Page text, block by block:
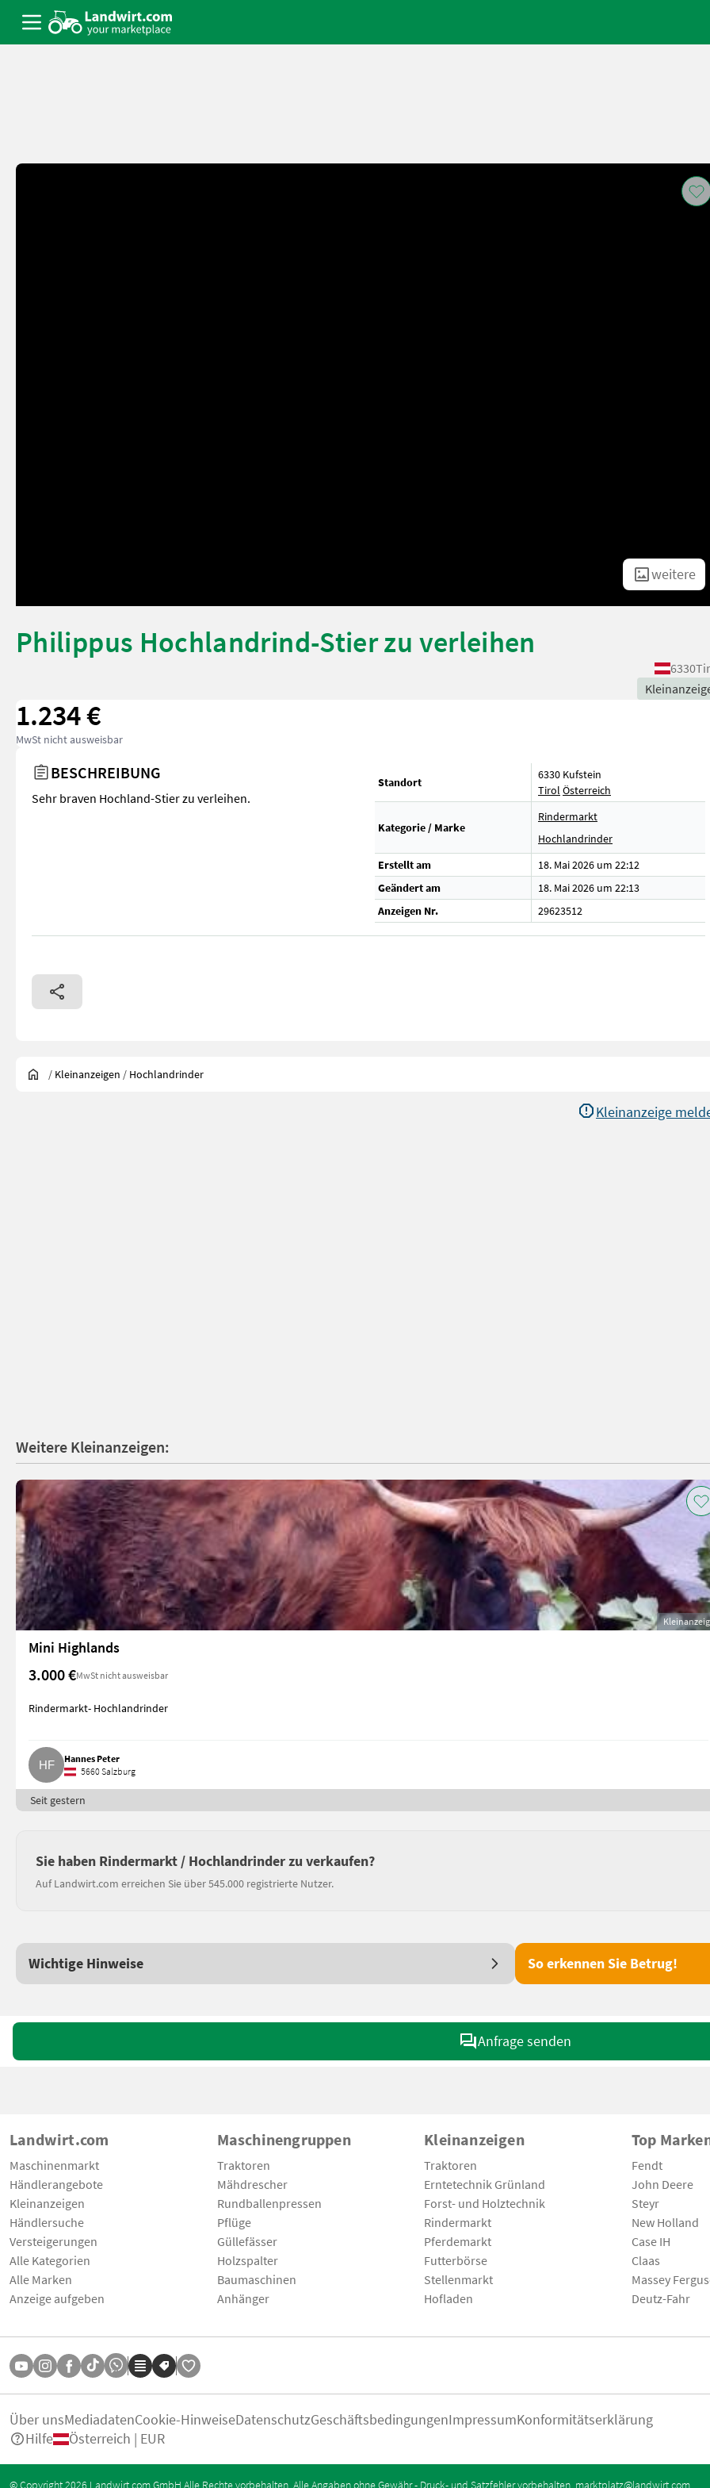
weitere
Philippus Hochlandrind-Stier zu verleihen
6330
1.234 €
MwSt nicht ausweisbar
BESCHREIBUNG
Sehr braven Hochland-Stier zu verleihen.
Standort
6330 Kufstein
Tirol Österreich
Kategorie / Marke
Rindermarkt
Hochlandrinder
Erstellt am
18. Mai 2026 um 22:12
Geändert am
18. Mai 2026 um 22:13
Anzeigen Nr.
29623512
/ Kleinanzeigen / Hochlandrinder
Kleinanzeige
Weitere Kleinanzeigen:
Mini Highlands
3.000 €MwSt nicht ausweisbar
Rindermarkt- Hochlandrinder
Hannes Peter
5660 Salzburg
Seit gestern
Sie haben Rindermarkt / Hochlandrinder zu verkaufen?
Auf Landwirt.com erreichen Sie über 545.000 registrierte Nutzer.
Wichtige Hinweise So erkennen Sie Betrug!
Anfrage senden
Landwirt.com
Maschinenmarkt
Händlerangebote
Kleinanzeigen
Händlersuche
Versteigerungen
Alle Kategorien
Alle Marken
Anzeige aufgeben
Maschinengruppen
Traktoren
Mähdrescher
Rundballenpressen
Pflüge
Güllefässer
Holzspalter
Baumaschinen
Anhänger
Kleinanzeigen
Traktoren
Erntetechnik Grünland
Forst- und Holztechnik
Rindermarkt
Pferdemarkt
Futterbörse
Stellenmarkt
Hofladen
Top
Fendt
John Deere
Steyr
New Holland
Case IH
Claas
Massey
Deutz-Fahr
Über unsMediadatenCookie-HinweiseDatenschutzGeschäftsbedingungenImpressumKonformitätserklärung
Hilfe
Österreich | EUR
© Copyright 2026 Landwirt.com GmbH Alle Rechte vorbehalten. Alle Angaben ohne Gewähr - Druck- und Satzfehler vorbehalten. marktplatz@landwirt.com